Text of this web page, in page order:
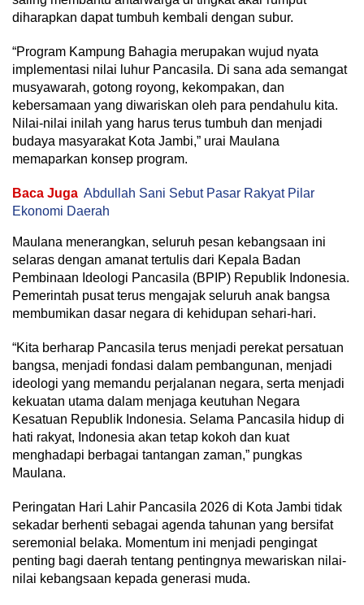
diharapkan dapat tumbuh kembali dengan subur.
“Program Kampung Bahagia merupakan wujud nyata
implementasi nilai luhur Pancasila. Di sana ada semangat
musyawarah, gotong royong, kekompakan, dan
kebersamaan yang diwariskan oleh para pendahulu kita.
Nilai-nilai inilah yang harus terus tumbuh dan menjadi
budaya masyarakat Kota Jambi,” urai Maulana
memaparkan konsep program.
Baca Juga Abdullah Sani Sebut Pasar Rakyat Pilar
Ekonomi Daerah
Maulana menerangkan, seluruh pesan kebangsaan ini
selaras dengan amanat tertulis dari Kepala Badan
Pembinaan Ideologi Pancasila (BPIP) Republik Indonesia.
Pemerintah pusat terus mengajak seluruh anak bangsa
membumikan dasar negara di kehidupan sehari-hari.
“Kita berharap Pancasila terus menjadi perekat persatuan
bangsa, menjadi fondasi dalam pembangunan, menjadi
ideologi yang memandu perjalanan negara, serta menjadi
kekuatan utama dalam menjaga keutuhan Negara
Kesatuan Republik Indonesia. Selama Pancasila hidup di
hati rakyat, Indonesia akan tetap kokoh dan kuat
menghadapi berbagai tantangan zaman,” pungkas
Maulana.
Peringatan Hari Lahir Pancasila 2026 di Kota Jambi tidak
sekadar berhenti sebagai agenda tahunan yang bersifat
seremonial belaka. Momentum ini menjadi pengingat
penting bagi daerah tentang pentingnya mewariskan nilai-
nilai kebangsaan kepada generasi muda.